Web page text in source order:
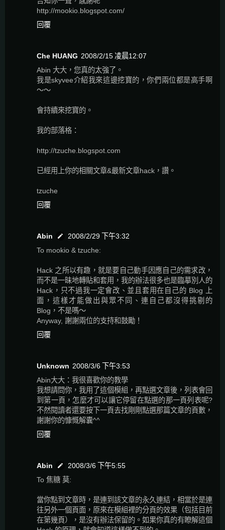
http://mookio.blogspot.com/
回覆
Che HUANG 2008/2/15 凌晨12:07
Abin 大大，您真的太強了。
我是skyvee介紹我來這邊挖寶的，你們兩位都是高手啊
～～
會持續來挖寶的。
我的部落格：
http://tzuche.blogspot.com
已經用上你的相關文章&最新文章hack，讚。
tzuche
回覆
Abin
2008/2/29 下午3:32
To mookio & tzuche:
Hack 之所以有趣，就是要自己動手因應自己的需求改，
而不是一昧地轉貼和套用，我的辦法很多也是臨摹別人的
Hack，只不過我一定會改、並且套用在自己的 Blog 上
面，這樣才能做出與眾不同、連自己都沒得挑剔的
Blog，不是嗎～
Anyway, 謝謝兩位的支持和鼓勵！
回覆
Unknown 2008/3/6 下午3:53
Abin大大：我很喜歡你的教學
我想請問你，我用了這個模組，再點選文章後，列表會回
到第一頁，怎麼才可以讓它停留在點選的那一頁列表呢?
不然閱讀者還要按下一頁去找剛剛點選那篇文章的頁數，
謝謝你的慷慨解囊^^
回覆
Abin
2008/3/6 下午5:55
To 焦糖 莫:
當你點到文章時，是連到該文章的永久連結，相當於是連
往另外一個頁面，原來在模組裡的分頁的效果（包括目前
在第幾頁），是沒有辦法保留的。如果你真的有瞭解這個